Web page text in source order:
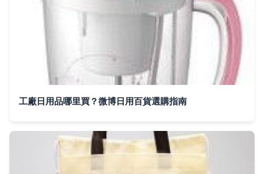
工廠日用品哪里買？微博日用百貨選購指南